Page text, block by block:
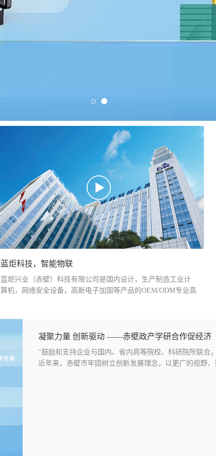
蓝炬科技，智能物联
蓝炬兴业（赤壁）科技有限公司是国内设计，生产制造工业计
算机，网络安全设备，高新电子加固等产品的OEM/ODM专业高
台，主要包括：激光切割机，NCT数冲，冲床，自动组装笔记
自成立以来，牢固树立“诚信经营，厚德载物”的经营理念，始
终秉承“规范管理、质量第一、顾客至上、持续改进”的
凝聚力量 创新驱动 ——赤壁政产学研合作促经济
“鼓励和支持企业与国内、省内高等院校、科研院所联
近年来，赤壁市牢固树立创新发展理念，以更广的视野